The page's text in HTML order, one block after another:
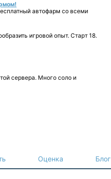
автофарм со всеми
игровой опыт. Старт 18.
сервера. Много соло и
Оценка Блог